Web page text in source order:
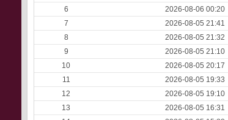
6
2026-08-06 00:20
7
2026-08-05 21:41
8
2026-08-05 21:32
9
2026-08-05 21:10
10
2026-08-05 20:17
11
2026-08-05 19:33
12
2026-08-05 19:10
13
2026-08-05 16:31